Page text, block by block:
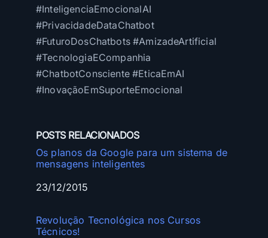
#InteligenciaEmocionalAI
#PrivacidadeDataChatbot
#FuturoDosChatbots #AmizadeArtificial
#TecnologiaECompanhia
#ChatbotConsciente #EticaEmAI
#InovaçãoEmSuporteEmocional
POSTS RELACIONADOS
Os planos da Google para um sistema de
mensagens inteligentes
Data
23/12/2015
Revolução Tecnológica nos Cursos
Técnicos!